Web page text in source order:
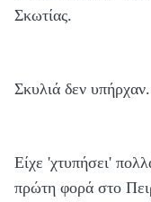
Σκωτίας.
Σκυλιά δεν
Είχε 'χτυπήσει'
πρώτη φορά στο